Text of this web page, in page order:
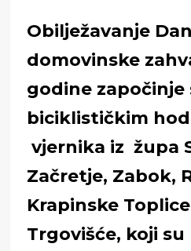
Obilježavanje
domovinske
godine započinje
biciklističkim
vjernika iz župa
Začretje, Zabok,
Krapinske
Trgovišće, koji